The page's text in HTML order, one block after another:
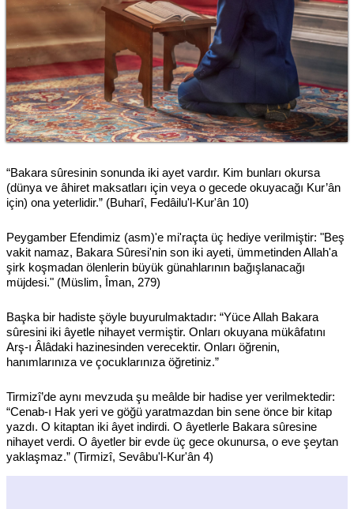
“Bakara sûresinin sonunda iki ayet vardır. Kim bunları okursa
(dünya ve âhiret maksatları için veya o gecede okuyacağı Kur’ân
için) ona yeterlidir.” (Buharî, Fedâilu'l-Kur'ân 10)
Peygamber Efendimiz (asm)'e mi'raçta üç hediye verilmiştir: "Beş
vakit namaz, Bakara Sûresi'nin son iki ayeti, ümmetinden Allah'a
şirk koşmadan ölenlerin büyük günahlarının bağışlanacağı
müjdesi." (Müslim, Îman, 279)
Başka bir hadiste şöyle buyurulmaktadır: “Yüce Allah Bakara
sûresini iki âyetle nihayet vermiştir. Onları okuyana mükâfatını
Arş-ı Âlâdaki hazinesinden verecektir. Onları öğrenin,
hanımlarınıza ve çocuklarınıza öğretiniz.”
Tirmizî’de aynı mevzuda şu meâlde bir hadise yer verilmektedir:
“Cenab-ı Hak yeri ve göğü yaratmazdan bin sene önce bir kitap
yazdı. O kitaptan iki âyet indirdi. O âyetlerle Bakara sûresine
nihayet verdi. O âyetler bir evde üç gece okunursa, o eve şeytan
yaklaşmaz.” (Tirmizî, Sevâbu'l-Kur'ân 4)